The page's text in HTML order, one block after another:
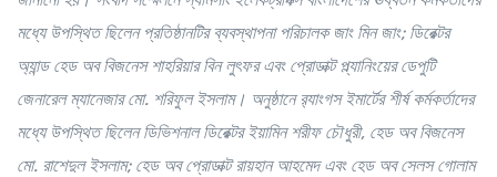
মধ্যে উপস্থিত ছিলেন প্রতিষ্ঠানটির ব্যবস্থাপনা পরিচালক জাং মিন জাং; ডিরেক্টর
অ্যান্ড হেড অব বিজনেস শাহরিয়ার বিন লুৎফর এবং প্রোডাক্ট প্ল্যানিংয়ের ডেপুটি
জেনারেল ম্যানেজার মো. শরিফুল ইসলাম। অনুষ্ঠানে র‌্যাংগস ইমার্টের শীর্ষ কর্মকর্তাদের
মধ্যে উপস্থিত ছিলেন ডিভিশনাল ডিরেক্টর ইয়ামিন শরীফ চৌধুরী, হেড অব বিজনেস
মো. রাশেদুল ইসলাম; হেড অব প্রোডাক্ট রায়হান আহমেদ এবং হেড অব সেলস গোলাম